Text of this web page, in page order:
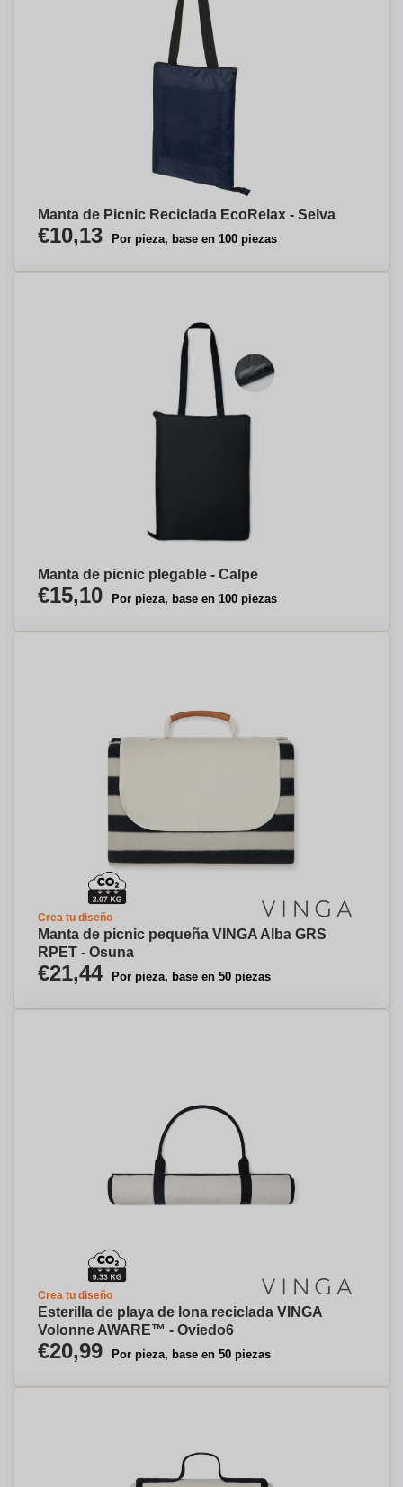
Manta de Picnic Reciclada EcoRelax - Selva
€10,13 Por pieza, base en 100 piezas
Manta de picnic plegable - Calpe
€15,10 Por pieza, base en 100 piezas
Crea tu diseño
Manta de picnic pequeña VINGA Alba GRS
RPET - Osuna
€21,44 Por pieza, base en 50 piezas
Crea tu diseño
Esterilla de playa de lona reciclada VINGA
Volonne AWARE™ - Oviedo⁠6
€20,99 Por pieza, base en 50 piezas